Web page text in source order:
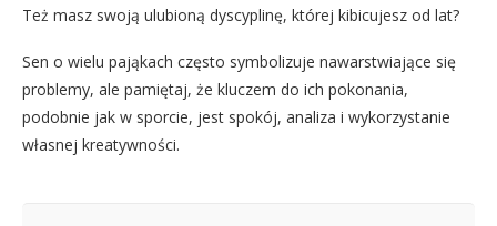
Też masz swoją ulubioną dyscyplinę, której kibicujesz od lat?
Sen o wielu pająkach często symbolizuje nawarstwiające się
problemy, ale pamiętaj, że kluczem do ich pokonania,
podobnie jak w sporcie, jest spokój, analiza i wykorzystanie
własnej kreatywności.